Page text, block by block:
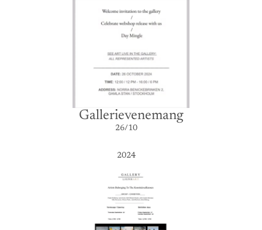
Gallerievenemang
26/10
2024